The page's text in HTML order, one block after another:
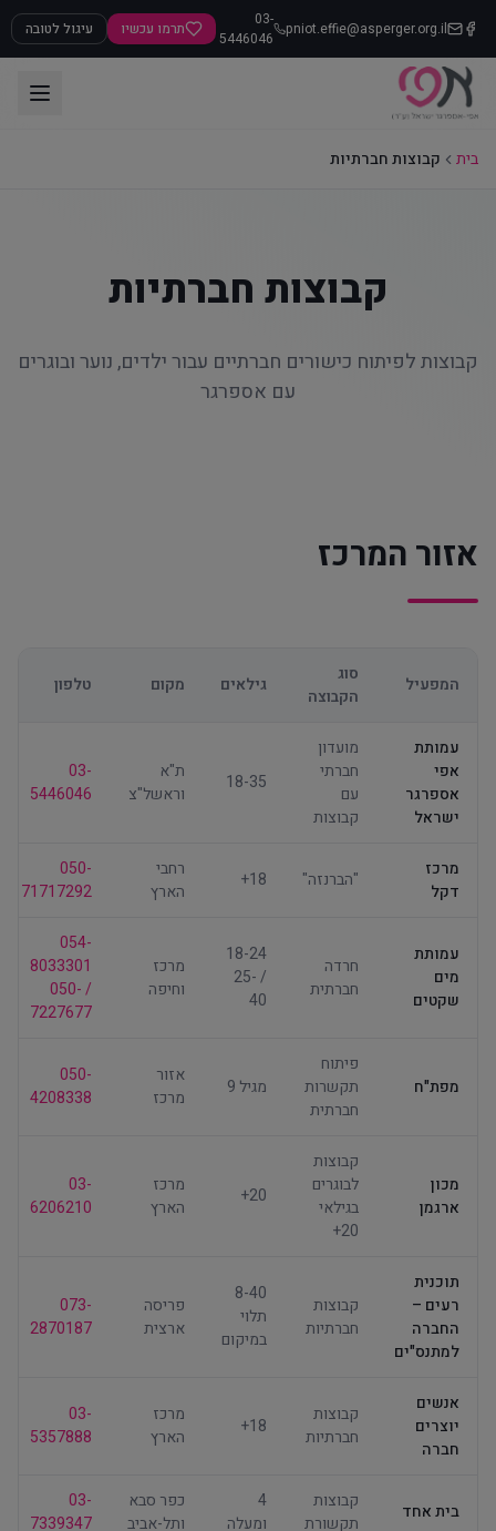
pniot.effie@asperger.org.il
03-
5446046
תרמו עכשיו עיגול לטובה
בית קבוצות חברתיות
קבוצות חברתיות
קבוצות לפיתוח כישורים חברתיים עבור ילדים, נוער ובוגרים
עם אספרגר
אזור המרכז
המפעיל
סוג
הקבוצה
גילאים מקום טלפון
עמותת
אפי
אספרגר
ישראל
מועדון
חברתי
עם
קבוצות
18-35
ת"א
וראשל"צ
03-
5446046
מרכז
דקל
"הברנזה" 18+
רחבי
הארץ
050-
71717292
עמותת
מים
שקטים
חרדה
חברתית
18-24
/ 25-
40
מרכז
וחיפה
054-
8033301
/ 050-
7227677
מפת"ח
פיתוח
תקשרות
חברתית
מגיל 9
אזור
מרכז
050-
4208338
מכון
ארגמן
קבוצות
לבוגרים
בגילאי
20+
20+
מרכז
הארץ
03-
6206210
תוכנית
רעים –
החברה
למתנס"ים
קבוצות
חברתיות
8-40
תלוי
במיקום
פריסה
ארצית
073-
2870187
אנשים
יוצרים
חברה
קבוצות
חברתיות
18+
מרכז
הארץ
03-
5357888
בית אחד
קבוצות
תקשורת
4
ומעלה
כפר סבא
ותל-אביב
03-
7339347